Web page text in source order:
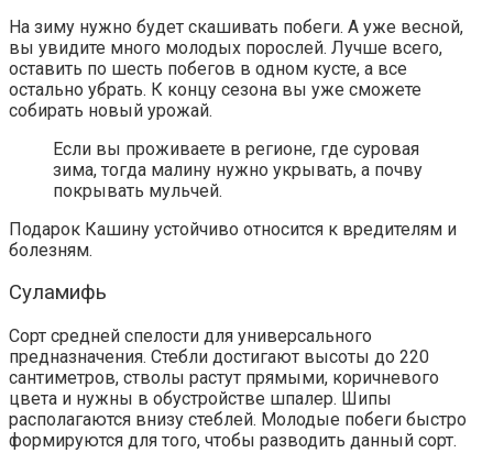
На зиму нужно будет скашивать побеги. А уже весной,
вы увидите много молодых порослей. Лучше всего,
оставить по шесть побегов в одном кусте, а все
остально убрать. К концу сезона вы уже сможете
собирать новый урожай.
Если вы проживаете в регионе, где суровая
зима, тогда малину нужно укрывать, а почву
покрывать мульчей.
Подарок Кашину устойчиво относится к вредителям и
болезням.
Суламифь
Сорт средней спелости для универсального
предназначения. Стебли достигают высоты до 220
сантиметров, стволы растут прямыми, коричневого
цвета и нужны в обустройстве шпалер. Шипы
располагаются внизу стеблей. Молодые побеги быстро
формируются для того, чтобы разводить данный сорт.